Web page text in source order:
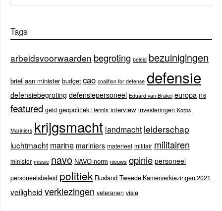
Tags
arbeidsvoorwaarden begroting beleid bezuinigingen
brief aan minister budget cao coalition for defense defensie
defensiebegroting defensiepersoneel Eduard van Brakel europa f16
featured geld geopolitiek Hennis interview investeringen Korps
Mariniers krijgsmacht landmacht leiderschap
luchtmacht marine mariniers materieel militair militairen
minister missie navo NAVO-norm nieuws opinie personeel
personeelsbeleid politiek Rusland Tweede Kamerverkiezingen 2021
veiligheid verkiezingen veteranen visie